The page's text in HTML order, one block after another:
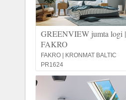
GREENVIEW jumta logi |
FAKRO
FAKRO | KRONMAT BALTIC
PR1624